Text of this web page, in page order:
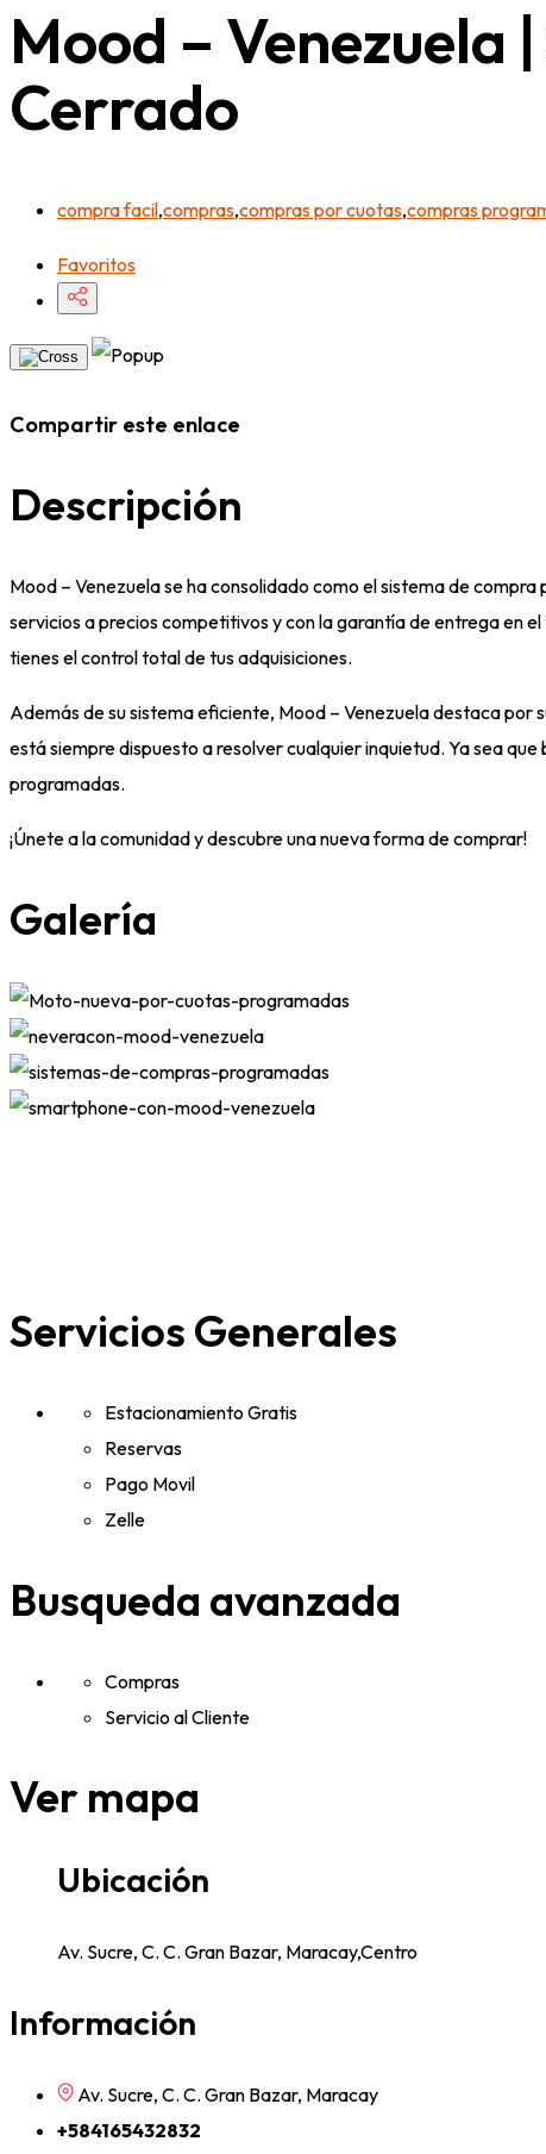
Mood –
Cerrado
compra facil,compras,compras por cuotas,compras
Favoritos
Compartir este enlace
Descripción
Mood – Venezuela se ha consolidado como el sistema de
servicios a precios competitivos y con la garantía de entrega en
tienes el control total de tus adquisiciones.
Además de su sistema eficiente, Mood – Venezuela destaca por
está siempre dispuesto a resolver cualquier inquietud. Ya sea
programadas.
¡Únete a la comunidad y descubre una nueva forma de comprar!
Galería
Servicios Generales
Estacionamiento Gratis
Reservas
Pago Movil
Zelle
Busqueda avanzada
Compras
Servicio al Cliente
Ver mapa
Ubicación
Av. Sucre, C. C. Gran Bazar, Maracay,Centro
Información
Av. Sucre, C. C. Gran Bazar, Maracay
+584165432832